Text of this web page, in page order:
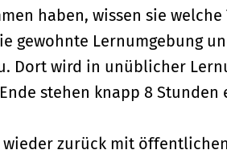
haben, wissen sie
gewohnte Lernumgebung
Dort wird in unüblicher
stehen knapp 8
zurück mit